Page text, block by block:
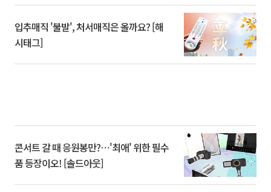
입추매직 '불발', 처서매직은 올까요? [해
시태그]
콘서트 갈 때 응원봉만?⋯'최애' 위한 필수
품 등장이오! [솔드아웃]